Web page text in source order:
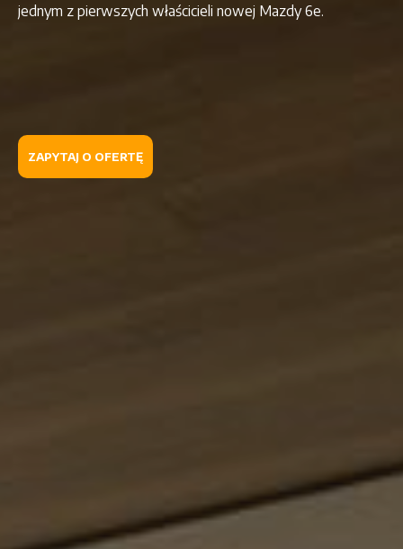
jednym z pierwszych właścicieli nowej Mazdy 6e.
ZAPYTAJ O OFERTĘ